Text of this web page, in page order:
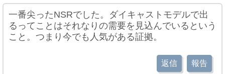
一番尖ったNSRでした。ダイキャストモデルで出
るってことはそれなりの需要を見込んでいるという
こと。つまり今でも人気がある証拠。
返信 報告